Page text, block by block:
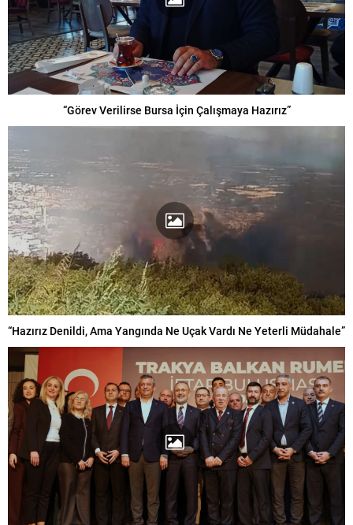
“Görev Verilirse Bursa İçin Çalışmaya Hazırız”
“Hazırız Denildi, Ama Yangında Ne Uçak Vardı Ne Yeterli Müdahale”